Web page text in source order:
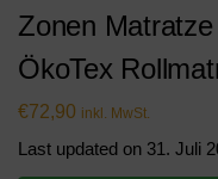
Zonen
ÖkoTex
€72,90 inkl. MwSt.
Last updated on 31. Juli